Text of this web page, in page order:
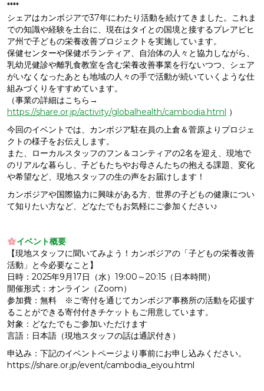
****
シェアはカンボジアで37年にわたり活動を続けてきました。これま
での知識や経験を土台に、現在はタイとの国境と接するプレアビヒ
ア州で子どもの栄養改善プロジェクトを実施しています。
保健センターや保健ボランティア、自治体の人々と協力しながら、
乳幼児健診や離乳食教室を含む栄養改善事業を行ないつつ、シェア
がいなくなったあとも地域の人々の手で活動が続いていくような仕
組みづくりをすすめています。
（事業の詳細はこちら→
https://share.or.jp/activity/globalhealth/cambodia.html ）
今回のイベントでは、カンボジア駐在員の上倉＆菅原よりプロジェ
クトの様子をお伝えします。
また、ローカルスタッフのフン＆コンティアの2名を迎え、現地で
のリアルな暮らし、子どもたちやお母さんたちの抱える課題、変化
や希望など、現地スタッフの生の声をお届けします！
カンボジアや国際協力に興味がある方、世界の子どもの健康につい
て知りたい方など、どなたでもお気軽にご参加ください♪
イベント概要
【現地スタッフに聞いてみよう！カンボジアの「子どもの栄養改善
活動」と今必要なこと】
日時：2025年9月17日（水）19:00～20:15（日本時間）
開催形式：オンライン（Zoom）
参加費：無料 ※ご寄付を通じてカンボジア事務所の活動を応援す
ることができる寄付付きチケットもご用意しています。
対象：どなたでもご参加いただけます
言語：日本語（現地スタッフの話は通訳付き）
申込み：下記のイベントページより事前にお申し込みください。
https://share.or.jp/event/cambodia_eiyou.html